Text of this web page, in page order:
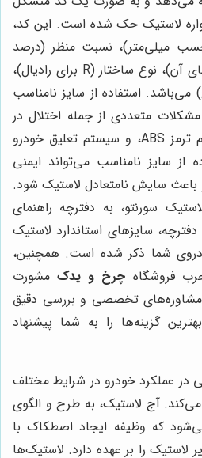
لاستیک حک شده است. این کد،
میلی‌متر)، نسبت منظر (درصد
ارتفاع دیواره لاستیک به پهنای آن)، نوع ساختار (R برای رادیال)،
استفاده از سایز نامناسب
متعددی از جمله اختلال در
عملکرد کیلومترشمار، سیستم ترمز ABS، و سیستم تعلیق خودرو
از سایز نامناسب می‌تواند ایمنی
و باعث سایش نامتعادل لاستیک شود.
سورنتو، به دفترچه راهنمای
سایزهای استاندارد لاستیک
شما ذکر شده است. همچنین،
فروشگاه چرخ و یدکمشورت
مشاوره‌های تخصصی و بررسی دقیق
گزینه‌ها را به شما پیشنهاد
در عملکرد خودرو در شرایط مختلف
آج لاستیک، به طرح و الگوی
که وظیفه ایجاد اصطکاک با
لاستیک را بر عهده دارد. لاستیک‌ها